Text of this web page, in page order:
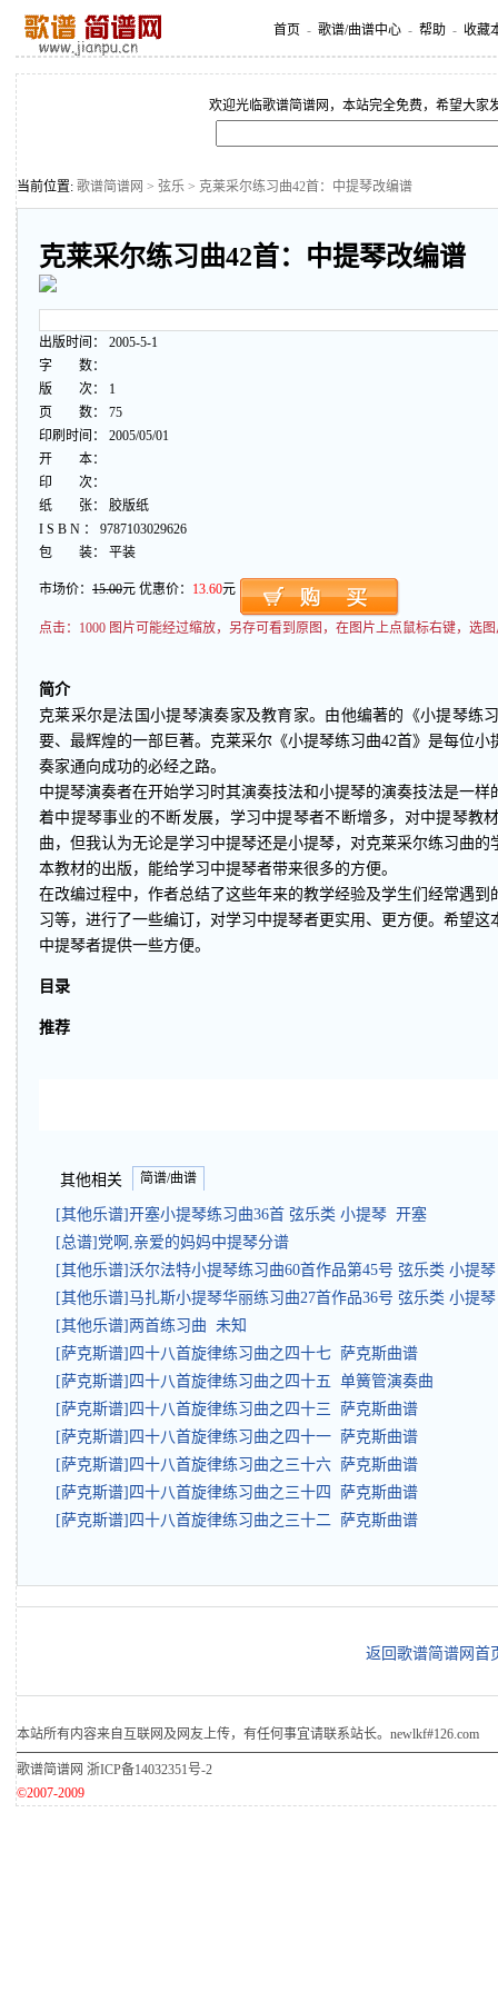
首页 - 歌谱/曲谱中心 - 帮助 - 收藏
欢迎光临歌谱简谱网，本站完全免费，希望大家
当前位置: 歌谱简谱网 > 弦乐 > 克莱采尔练习曲42首：中提琴改编谱
克莱采尔练习曲42首：中提琴改编谱
出版时间： 2005-5-1
字 数：
版 次： 1
页 数： 75
印刷时间： 2005/05/01
开 本：
印 次：
纸 张： 胶版纸
I S B N ： 9787103029626
包 装： 平装
市场价： 15.00元 优惠价： 13.60元
点击： 1000 图片可能经过缩放，另存可看到原图，在图片上点鼠标右键，选
简介
克莱采尔是法国小提琴演奏家及教育家。由他编著的《小提琴练
要、最辉煌的一部巨著。克莱采尔《小提琴练习曲42首》是每位
奏家通向成功的必经之路。
中提琴演奏者在开始学习时其演奏技法和小提琴的演奏技法是一
着中提琴事业的不断发展，学习中提琴者不断增多，对中提琴教
曲，但我认为无论是学习中提琴还是小提琴，对克莱采尔练习曲
本教材的出版，能给学习中提琴者带来很多的方便。
在改编过程中，作者总结了这些年来的教学经验及学生们经常遇
习等，进行了一些编订，对学习中提琴者更实用、更方便。希望
中提琴者提供一些方便。
目录
推荐
其他相关 简谱/曲谱
[其他乐谱]开塞小提琴练习曲36首 弦乐类 小提琴 开塞
[总谱]党啊,亲爱的妈妈中提琴分谱
[其他乐谱]沃尔法特小提琴练习曲60首作品第45号 弦乐类 小提
[其他乐谱]马扎斯小提琴华丽练习曲27首作品36号 弦乐类 小提
[其他乐谱]两首练习曲 未知
[萨克斯谱]四十八首旋律练习曲之四十七 萨克斯曲谱
[萨克斯谱]四十八首旋律练习曲之四十五 单簧管演奏曲
[萨克斯谱]四十八首旋律练习曲之四十三 萨克斯曲谱
[萨克斯谱]四十八首旋律练习曲之四十一 萨克斯曲谱
[萨克斯谱]四十八首旋律练习曲之三十六 萨克斯曲谱
[萨克斯谱]四十八首旋律练习曲之三十四 萨克斯曲谱
[萨克斯谱]四十八首旋律练习曲之三十二 萨克斯曲谱
返回歌谱简谱网首
本站所有内容来自互联网及网友上传，有任何事宜请联系站长。newlkf#126.com
歌谱简谱网 浙ICP备14032351号-2
©2007-2009